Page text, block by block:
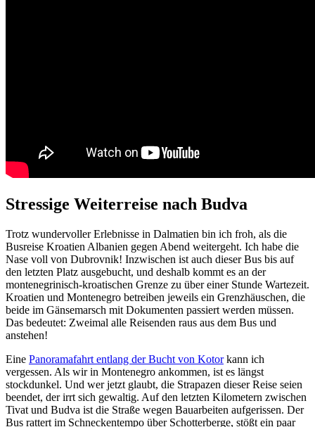
Stressige Weiterreise nach Budva
Trotz wundervoller Erlebnisse in Dalmatien bin ich froh, als die
Busreise Kroatien Albanien gegen Abend weitergeht. Ich habe die
Nase voll von Dubrovnik! Inzwischen ist auch dieser Bus bis auf
den letzten Platz ausgebucht, und deshalb kommt es an der
montenegrinisch-kroatischen Grenze zu über einer Stunde Wartezeit.
Kroatien und Montenegro betreiben jeweils ein Grenzhäuschen, die
beide im Gänsemarsch mit Dokumenten passiert werden müssen.
Das bedeutet: Zweimal alle Reisenden raus aus dem Bus und
anstehen!
Eine Panoramafahrt entlang der Bucht von Kotorkann ich
vergessen. Als wir in Montenegro ankommen, ist es längst
stockdunkel. Und wer jetzt glaubt, die Strapazen dieser Reise seien
beendet, der irrt sich gewaltig. Auf den letzten Kilometern zwischen
Tivat und Budva ist die Straße wegen Bauarbeiten aufgerissen. Der
Bus rattert im Schneckentempo über Schotterberge, stößt ein paar